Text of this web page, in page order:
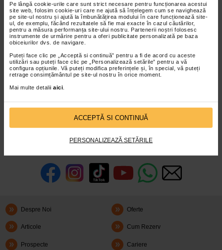
Pe lângă cookie-urile care sunt strict necesare pentru funcționarea acestui
site web, folosim cookie-uri care ne ajută să înțelegem cum se navighează
pe site-ul nostru și ajută la îmbunătățirea modului în care funcționează site-
ul, de exemplu, făcând rezultatele să fie mai exacte în cazul căutărilor,
pentru a măsura performanța site-ului nostru. Partenerii noștri folosesc
instrumente de urmărire pentru a oferi publicitate personalizată pe baza
obiceiurilor dvs. de navigare.
Puteți face clic pe „Acceptă si continuă” pentru a fi de acord cu aceste
utilizări sau puteți face clic pe „Personalizează setările” pentru a vă
configura opțiunile. Vă puteți modifica preferințele și, în special, vă puteți
retrage consimțământul pe site-ul nostru în orice moment.
Mai multe detalii aici
ACCEPTĂ SI CONTINUĂ
PERSONALIZEAZĂ SETĂRILE
Picaturi Xailin Fresh 0.4 ml, 30
Xailin Fresh este un produs
oftalmic, destinat persoanelor care
VisuXL picaturi oftalmice, 5 ml
VisuXL picaturi de ochi (5 ml)
contine doua beneficii cheie intr-o
infoline@catena.ro CallCenter
Despre Noi Oferte
Articole Cum Rezerv
Prospecte Cariere